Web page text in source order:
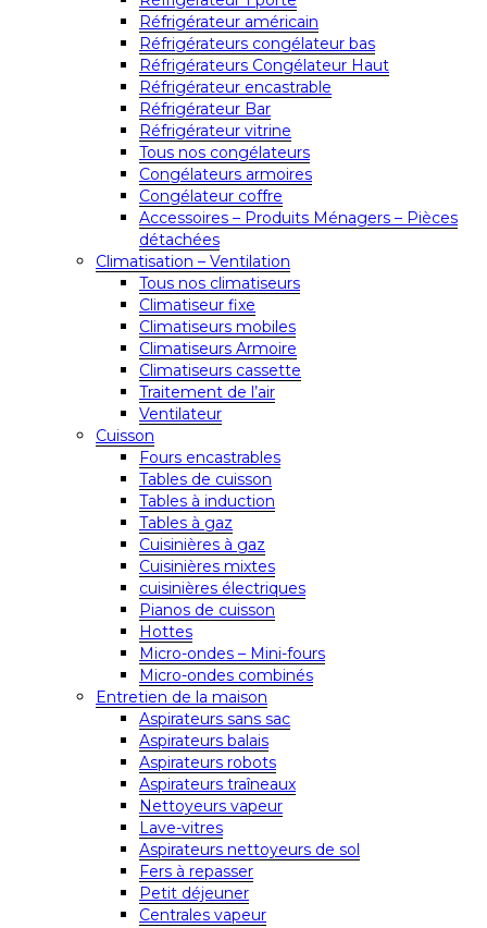
Réfrigérateur américain
Réfrigérateurs congélateur bas
Réfrigérateurs Congélateur Haut
Réfrigérateur encastrable
Réfrigérateur Bar
Réfrigérateur vitrine
Tous nos congélateurs
Congélateurs armoires
Congélateur coffre
Accessoires – Produits Ménagers – Pièces
détachées
Climatisation – Ventilation
Tous nos climatiseurs
Climatiseur fixe
Climatiseurs mobiles
Climatiseurs Armoire
Climatiseurs cassette
Traitement de l’air
Ventilateur
Cuisson
Fours encastrables
Tables de cuisson
Tables à induction
Tables à gaz
Cuisinières à gaz
Cuisinières mixtes
cuisinières électriques
Pianos de cuisson
Hottes
Micro-ondes – Mini-fours
Micro-ondes combinés
Entretien de la maison
Aspirateurs sans sac
Aspirateurs balais
Aspirateurs robots
Aspirateurs traîneaux
Nettoyeurs vapeur
Lave-vitres
Aspirateurs nettoyeurs de sol
Fers à repasser
Petit déjeuner
Centrales vapeur